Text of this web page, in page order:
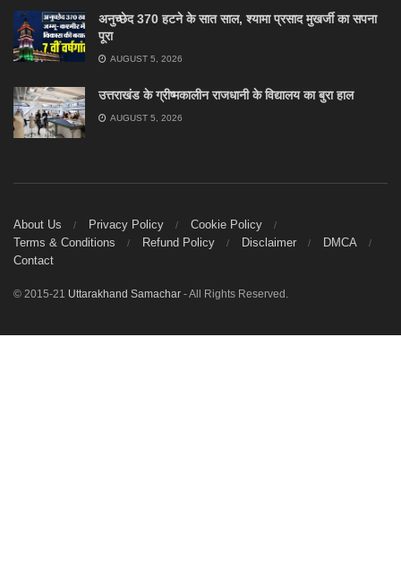
अनुच्छेद 370 हटने के सात साल, श्यामा प्रसाद मुखर्जी का सपना
पूरा
AUGUST 5, 2026
उत्तराखंड के ग्रीष्मकालीन राजधानी के विद्यालय का बुरा हाल
AUGUST 5, 2026
About Us Privacy Policy
Cookie Policy
Terms & Conditions
Refund Policy Disclaimer
DMCA
Contact
© 2015-21 Uttarakhand Samachar - All Rights Reserved.